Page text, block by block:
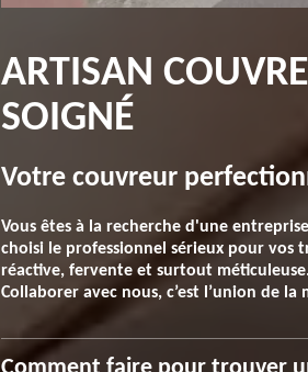
ARTISAN
SOIGNÉ
Votre couvreur
Vous êtes à la recherche d'une
choisi le professionnel sérieux pour vos
réactive, fervente et surtout
Collaborer avec nous, c’est l’union de